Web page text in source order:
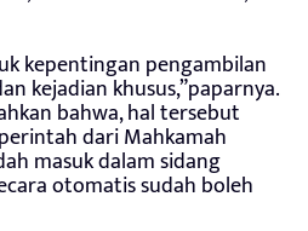
kepentingan pengambilan
kejadian khusus,”paparnya.
bahwa, hal tersebut
dari Mahkamah
masuk dalam sidang
otomatis sudah boleh